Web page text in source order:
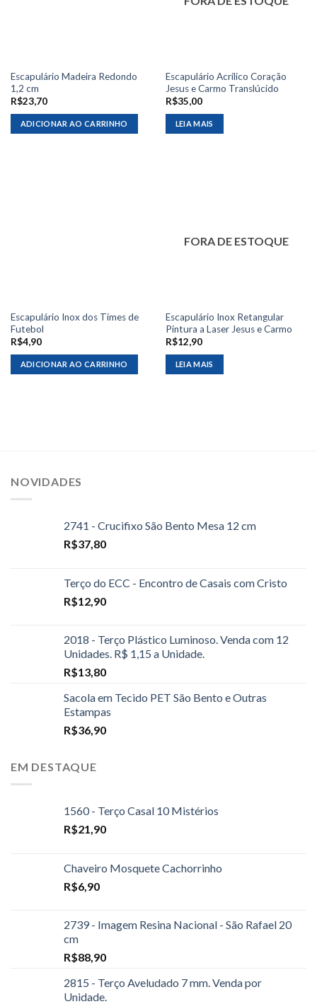
Escapulário Madeira Redondo
1,2 cm
R$23,70
ADICIONAR AO CARRINHO
Escapulário Acrílico Coração
Jesus e Carmo Translúcido
R$35,00
LEIA MAIS
Escapulário Inox dos Times de
Futebol
R$4,90
ADICIONAR AO CARRINHO
FORA DE ESTOQUE
Escapulário Inox Retangular
Pintura a Laser Jesus e Carmo
R$12,90
LEIA MAIS
NOVIDADES
2741 - Crucifixo São Bento Mesa 12 cm
R$37,80
Terço do ECC - Encontro de Casais com Cristo
R$12,90
2018 - Terço Plástico Luminoso. Venda com 12
Unidades. R$ 1,15 a Unidade.
R$13,80
Sacola em Tecido PET São Bento e Outras
Estampas
R$36,90
EM DESTAQUE
1560 - Terço Casal 10 Mistérios
R$21,90
Chaveiro Mosquete Cachorrinho
R$6,90
2739 - Imagem Resina Nacional - São Rafael 20
cm
R$88,90
2815 - Terço Aveludado 7 mm. Venda por
Unidade.